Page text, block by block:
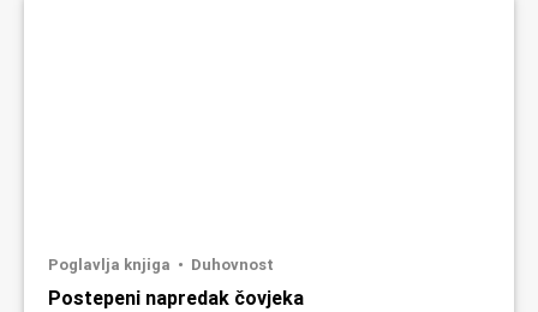
Poglavlja knjiga Duhovnost
Postepeni napredak čovjeka